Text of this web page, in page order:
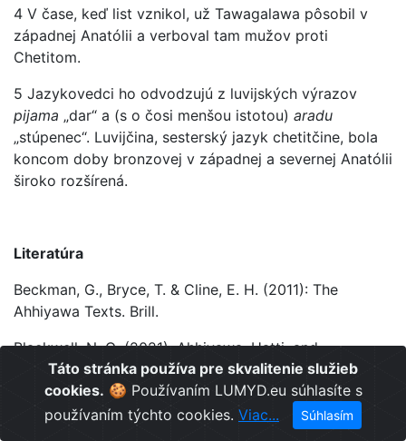
4 V čase, keď list vznikol, už Tawagalawa pôsobil v
západnej Anatólii a verboval tam mužov proti
Chetitom.
5 Jazykovedci ho odvodzujú z luvijských výrazov
pijama „dar“ a (s o čosi menšou istotou) aradu
„stúpenec“. Luvijčina, sesterský jazyk chetitčine, bola
koncom doby bronzovej v západnej a severnej Anatólii
široko rozšírená.
Literatúra
Beckman, G., Bryce, T. & Cline, E. H. (2011): The
Ahhiyawa Texts. Brill.
Blackwell, N. G. (2021). Ahhiyawa, Hatti, and
Diplomacy: Implications of Hittite Misperceptions of
the Mycenaean World. Hesperia: The Journal of the
American School of Classical Studies at Athens, 90(2),
Táto stránka používa pre skvalitenie služieb
cookies. 🍪 Používaním LUMYD.eu súhlasíte s
používaním týchto cookies. Viac... Súhlasím